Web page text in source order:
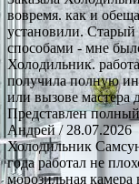
вовремя. как и
установили.
способами - мне
Холодильник.
получила полную
или вызове мастера
Представлен
Андрей/ 28.07.2026
Холодильник
года работал не
морозильная